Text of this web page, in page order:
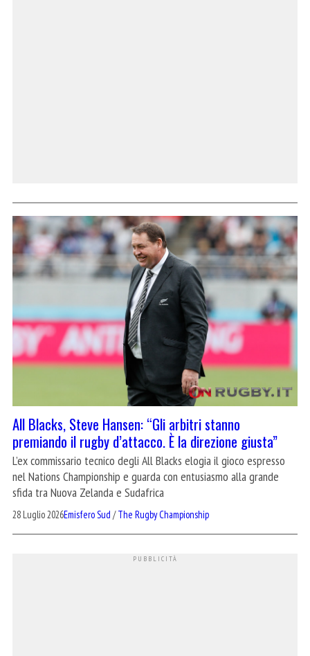
All Blacks, Steve Hansen: “Gli arbitri stanno
premiando il rugby d’attacco. È la direzione giusta”
L’ex commissario tecnico degli All Blacks elogia il gioco espresso
nel Nations Championship e guarda con entusiasmo alla grande
sfida tra Nuova Zelanda e Sudafrica
28 Luglio 2026Emisfero Sud /The Rugby Championship